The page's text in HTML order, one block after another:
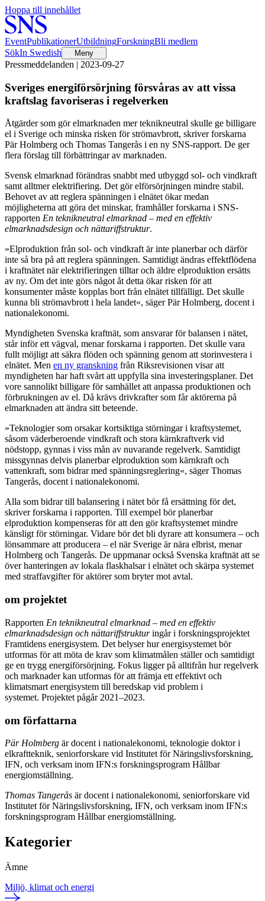
Hoppa till innehållet
EventPublikationerUtbildningForskningBli medlem
SökIn Swedish Meny
Pressmeddelanden | 2023-09-27
Sveriges energiförsörjning försvåras av att vissa
kraftslag favoriseras i regelverken
Åtgärder som gör elmarknaden mer teknikneutral skulle ge billigare
el i Sverige och minska risken för strömavbrott, skriver forskarna
Pär Holmberg och Thomas Tangerås i en ny SNS-rapport. De ger
flera förslag till förbättringar av marknaden.
Svensk elmarknad förändras snabbt med utbyggd sol- och vindkraft
samt alltmer elektrifiering. Det gör elförsörjningen mindre stabil.
Behovet av att reglera spänningen i elnätet ökar medan
möjligheterna att göra det minskar, framhåller forskarna i SNS-
rapporten En teknikneutral elmarknad – med en effektiv
elmarknadsdesign och nättariffstruktur.
»Elproduktion från sol- och vindkraft är inte planerbar och därför
inte så bra på att reglera spänningen. Samtidigt ändras effektflödena
i kraftnätet när elektrifieringen tilltar och äldre elproduktion ersätts
av ny. Om det inte görs något åt detta ökar risken för att
konsumenter måste kopplas bort från elnätet tillfälligt. Det skulle
kunna bli strömavbrott i hela landet«, säger Pär Holmberg, docent i
nationalekonomi.
Myndigheten Svenska kraftnät, som ansvarar för balansen i nätet,
står inför ett vägval, menar forskarna i rapporten. Det skulle vara
fullt möjligt att säkra flöden och spänning genom att storinvestera i
elnätet. Men en ny granskning från Riksrevisionen visar att
myndigheten har haft svårt att uppfylla sina investeringsplaner. Det
vore sannolikt billigare för samhället att anpassa produktionen och
förbrukningen av el. Då krävs drivkrafter som får aktörerna på
elmarknaden att ändra sitt beteende.
»Teknologier som orsakar kortsiktiga störningar i kraftsystemet,
såsom väderberoende vindkraft och stora kärnkraftverk vid
nödstopp, gynnas i viss mån av nuvarande regelverk. Samtidigt
missgynnas delvis planerbar elproduktion som kärnkraft och
vattenkraft, som bidrar med spänningsreglering«, säger Thomas
Tangerås, docent i nationalekonomi.
Alla som bidrar till balansering i nätet bör få ersättning för det,
skriver forskarna i rapporten. Till exempel bör planerbar
elproduktion kompenseras för att den gör kraftsystemet mindre
känsligt för störningar. Vidare bör det bli dyrare att konsumera – och
lönsammare att producera – el när Sverige är nära elbrist, menar
Holmberg och Tangerås. De uppmanar också Svenska kraftnät att se
över hanteringen av lokala flaskhalsar i elnätet och skärpa systemet
med straffavgifter för aktörer som bryter mot avtal.
om projektet
Rapporten En teknikneutral elmarknad – med en effektiv
elmarknadsdesign och nättariffstrukturingår i forskningsprojektet
Framtidens energisystem. Det belyser hur energisystemet bör
utformas för att möta de krav som klimatmålen ställer och samtidigt
ge en trygg energiförsörjning. Fokus ligger på alltifrån hur regelverk
och marknader kan utformas för att främja ett effektivt och
klimatsmart energisystem till beredskap vid problem i
systemet. Projektet pågår 2021–2023.
om författarna
Pär Holmberg är docent i nationalekonomi, teknologie doktor i
elkraftteknik, seniorforskare vid Institutet för Näringslivsforskning,
IFN, och verksam inom IFN:s forskningsprogram Hållbar
energiomställning.
Thomas Tangerås är docent i nationalekonomi, seniorforskare vid
Institutet för Näringslivsforskning, IFN, och verksam inom IFN:s
forskningsprogram Hållbar energiomställning.
Kategorier
Ämne
Miljö, klimat och energi